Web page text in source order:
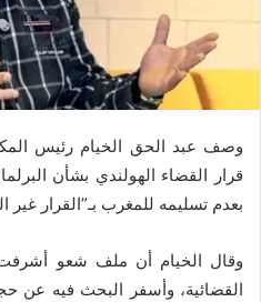
وصف عبد الحق الخيام رئيس
قرار القضاء الهولندي بشأن
بعدم تسليمه للمغرب بـ”القرار غير
وقال الخيام أن ملف شعو أشرفت
القضائية، وأسفر البحث فيه عن